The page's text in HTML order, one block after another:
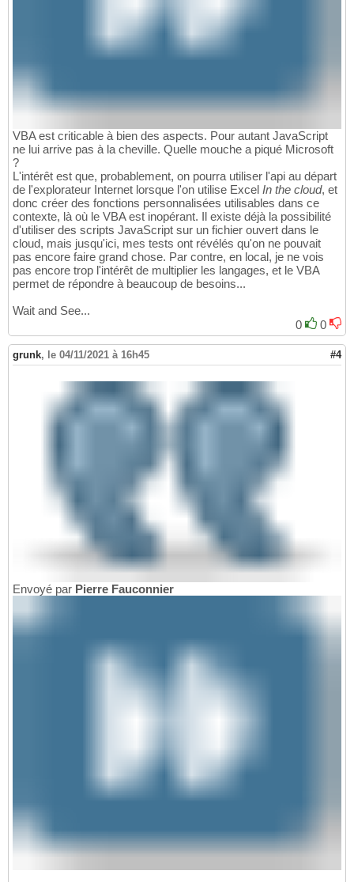
VBA est criticable à bien des aspects. Pour autant JavaScript
ne lui arrive pas à la cheville. Quelle mouche a piqué Microsoft
?
L'intérêt est que, probablement, on pourra utiliser l'api au départ
de l'explorateur Internet lorsque l'on utilise Excel In the cloud, et
donc créer des fonctions personnalisées utilisables dans ce
contexte, là où le VBA est inopérant. Il existe déjà la possibilité
d'utiliser des scripts JavaScript sur un fichier ouvert dans le
cloud, mais jusqu'ici, mes tests ont révélés qu'on ne pouvait
pas encore faire grand chose. Par contre, en local, je ne vois
pas encore trop l'intérêt de multiplier les langages, et le VBA
permet de répondre à beaucoup de besoins...
Wait and See...
0
0
grunk, le 04/11/2021 à 16h45 #4
Envoyé par Pierre Fauconnier